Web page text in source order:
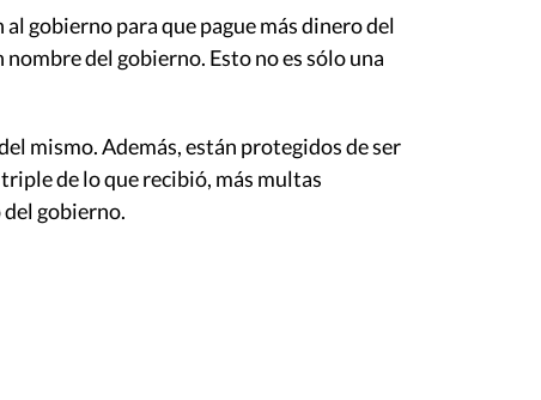
gobierno para que pague más dinero del
del gobierno. Esto no es sólo una
mismo. Además, están protegidos de ser
de lo que recibió, más multas
gobierno.